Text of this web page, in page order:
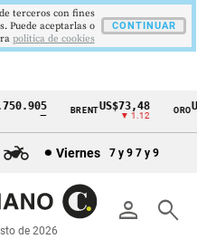
BRENTUS$73,48
▼ 1.12
ORO
Viernes 7 y 9 7 y 9
person search
de 2026
terceros con fines
Puede aceptarlas o
politica de cookies
CONTINUAR